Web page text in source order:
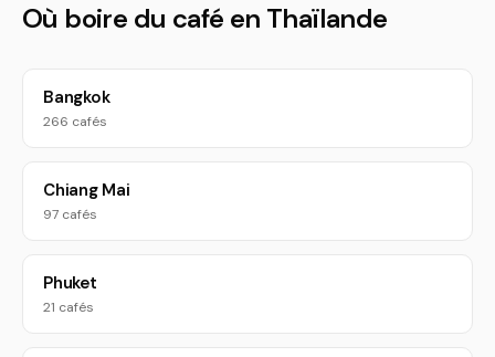
Où boire du café en Thaïlande
Bangkok
266 cafés
Chiang Mai
97 cafés
Phuket
21 cafés